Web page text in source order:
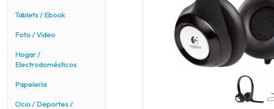
Tablets / Ebook
Foto / Video
Hogar /
Electrodomésticos
Papelería
Ocio / Deportes /